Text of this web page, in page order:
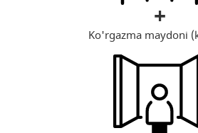
+
Ko'rgazma maydoni